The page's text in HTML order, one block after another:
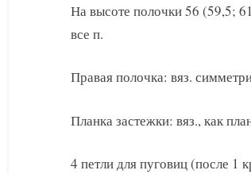
На высоте полочки 56 (59,5;
все п.
Правая полочка: вяз.
Планка застежки: вяз., как
4 петли для пуговиц (после 1